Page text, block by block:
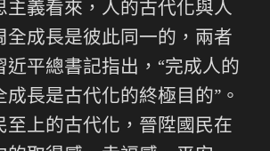
主義看來，人的古代化與人
全成長是彼此同一的，兩者
近平總書記指出，“完成人的
長是古代化的終極目的”。
至上的古代化，晉陞國民在